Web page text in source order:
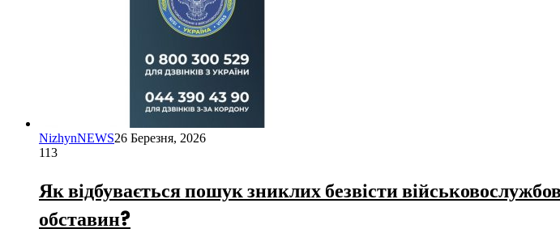
NizhynNEWS26 Березня, 2026
113
Як відбувається пошук зниклих безвісти
обставин?